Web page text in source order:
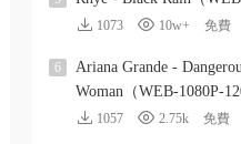
1073 10w+ 免費
6
Ariana Grande -
Woman（WEB-1080P-
1057 2.75k 免費